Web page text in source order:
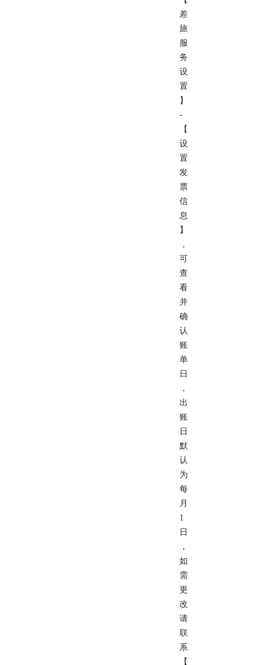
差
旅
服
务
设
置
】
-
【
设
置
发
票
信
息
】
，
可
查
看
并
确
认
账
单
日
，
出
账
日
默
认
为
每
月
1
日
，
如
需
更
改
请
联
系
【